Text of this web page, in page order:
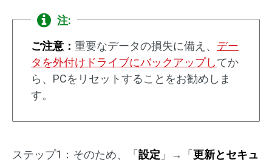
注:
ご注意： 重要なデータの損失に備え、 デー
タを外付けドライブにバックアップしてか
ら、PCをリセットすることをお勧めしま
す。
ステップ1：そのため、「 設定 」→「 更新とセキュ